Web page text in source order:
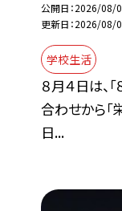
公開日 2026/08/
更新日 2026/08/
学校生活
８月４日は、「
合わせから「
日...